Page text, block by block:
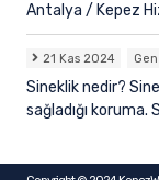
Antalya / Kepez
21 Kas 2024
Sineklik nedir?
sağladığı